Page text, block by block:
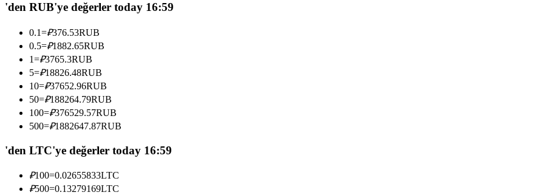
Kopya Ticaret
En iyi traderlarla güçlerinizi birleştirin
'den RUB'ye değerler today 16:59
0.1=₽376.53RUB
0.5=₽1882.65RUB
1=₽3765.3RUB
5=₽18826.48RUB
10=₽37652.96RUB
50=₽188264.79RUB
100=₽376529.57RUB
500=₽1882647.87RUB
'den LTC'ye değerler today 16:59
₽100=0.02655833LTC
₽500=0.13279169LTC